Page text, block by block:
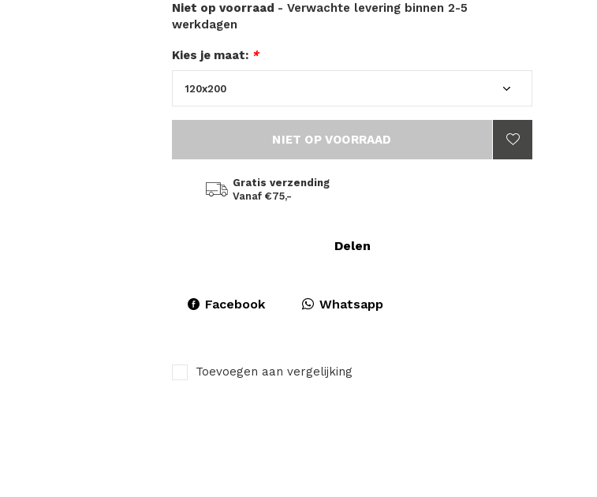
Niet op voorraad - Verwachte levering binnen 2-5
werkdagen
Kies je maat: *
NIET OP VOORRAAD
Gratis verzending
Vanaf €75,-
Delen
Facebook Whatsapp
Toevoegen aan vergelijking